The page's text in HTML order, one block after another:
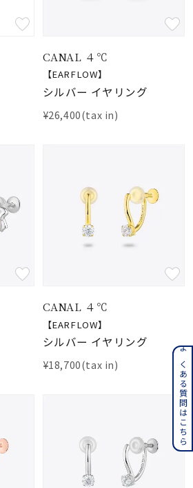
CANAL ４℃
【EARFLOW】
シルバー イヤリング
¥26,400(tax in)
CANAL ４℃
【EARFLOW】
シルバー イヤリング
¥18,700(tax in) よくある質問はこちら